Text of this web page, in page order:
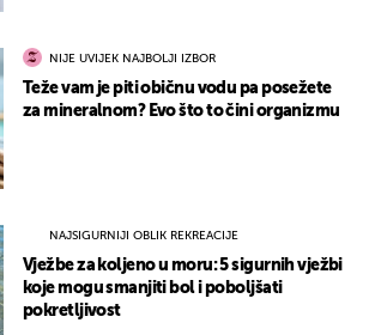
NIJE UVIJEK NAJBOLJI IZBOR
Teže vam je piti običnu vodu pa posežete
za mineralnom? Evo što to čini organizmu
NAJSIGURNIJI OBLIK REKREACIJE
Vježbe za koljeno u moru: 5 sigurnih vježbi
koje mogu smanjiti bol i poboljšati
pokretljivost